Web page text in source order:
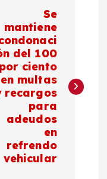
Se
mantiene
del 100
por ciento
en multas
recargos
para
adeudos
en
refrendo
vehicular